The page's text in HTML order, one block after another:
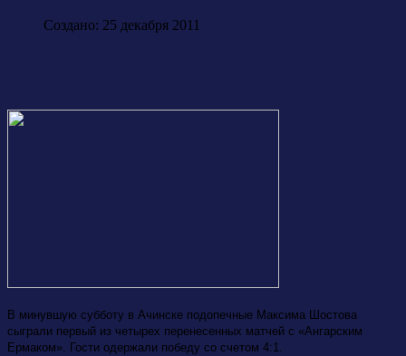
Создано: 25 декабря 2011
В минувшую субботу в Ачинске подопечные Максима Шостова
сыграли первый из четырех перенесенных матчей с «Ангарским
Ермаком». Гости одержали победу со счетом 4:1.